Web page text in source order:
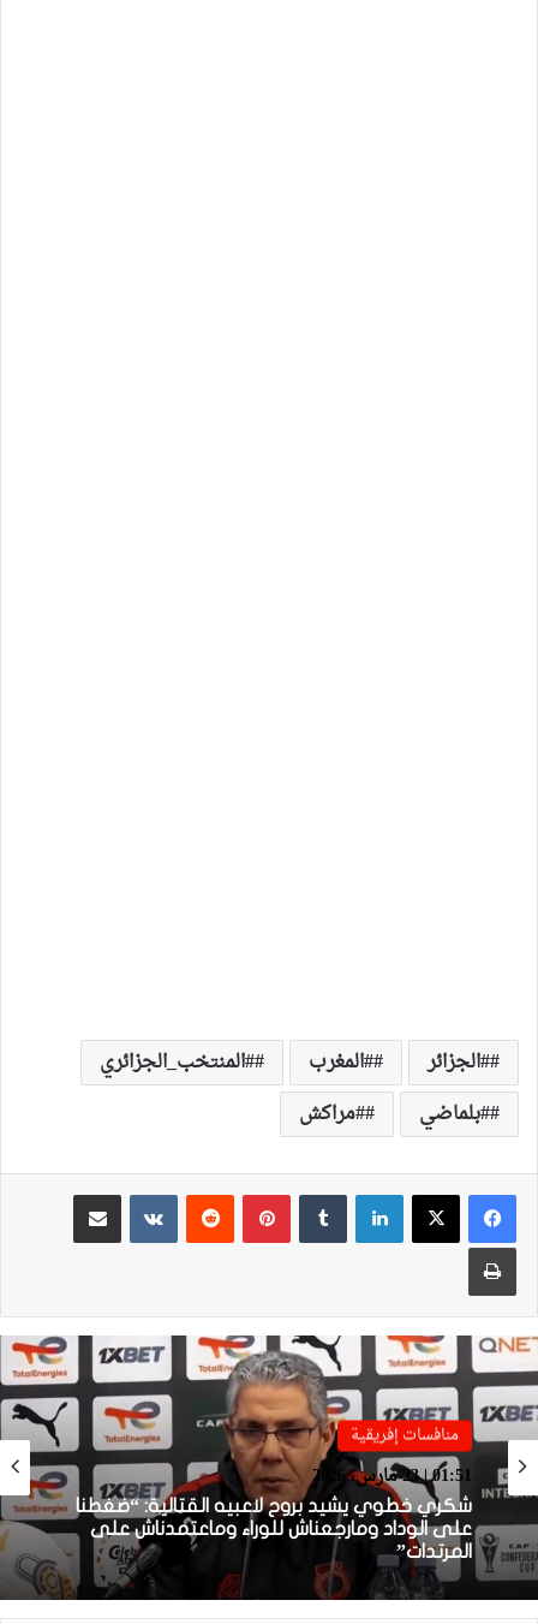
#الجزائر #المغرب
#المنتخب_الجزائري
#بلماضي
#مراكش
لينكدإن بينتيريست
مشاركة عبر البريد
طباعة
منافسات إفريقية
01:51 | 23 مارس، 2026
منافسات إفريقية
01:38 | 23 مارس، 2026
بعد الإقصاء من كأس “الكاف”.. أيت منا يقيل
بنهاشم